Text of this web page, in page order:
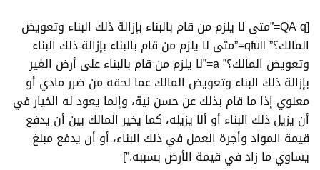
[QA q=”متى لا يلزم من قام بالبناء بإزالة ذلك البناء وتعويض
المالك؟” qfull=”متى لا يلزم من قام بالبناء بإزالة ذلك البناء
وتعويض المالك؟” a=”لا يلزم من قام بالبناء على أرض الغير
بإزالة ذلك البناء وتعويض المالك عما لحقه من ضرر مادي أو
معنوي إذا ما قام بذلك عن حسن نية، وإنما يعود له الخيار في
أن يزيل ذلك البناء أو ألا يزيله، كما يخير المالك بين أن يدفع
قيمة المواد وأجرة العمل في ذلك البناء، أو أن يدفع مبلغ
يساوي ما زاد في قيمة الأرض بسببه.”]